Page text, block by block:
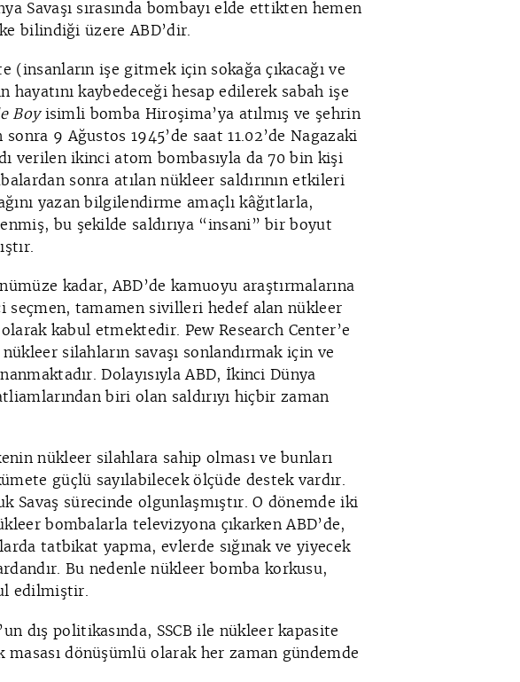
Savaşı sırasında bombayı elde ettikten hemen
bilindiği üzere ABD’dir.
(insanların işe gitmek için sokağa çıkacağı ve
kaybedeceği hesap edilerek sabah işe
Boyisimli bomba Hiroşima’ya atılmış ve şehrin
9 Ağustos 1945’de saat 11.02’de Nagazaki
verilen ikinci atom bombasıyla da 70 bin kişi
sonra atılan nükleer saldırının etkileri
yazan bilgilendirme amaçlı kâğıtlarla,
bu şekilde saldırıya “insani” bir boyut
kadar, ABD’de kamuoyu araştırmalarına
seçmen, tamamen sivilleri hedef alan nükleer
kabul etmektedir. Pew Research Center’e
silahların savaşı sonlandırmak için ve
Dolayısıyla ABD, İkinci Dünya
biri olan saldırıyı hiçbir zaman
nükleer silahlara sahip olması ve bunları
güçlü sayılabilecek ölçüde destek vardır.
Savaş sürecinde olgunlaşmıştır. O dönemde iki
bombalarla televizyona çıkarken ABD’de,
tatbikat yapma, evlerde sığınak ve yiyecek
Bu nedenle nükleer bomba korkusu,
edilmiştir.
dış politikasında, SSCB ile nükleer kapasite
masası dönüşümlü olarak her zaman gündemde